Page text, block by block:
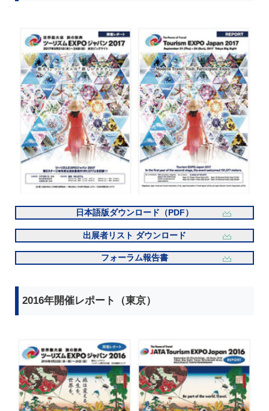
日本語版ダウンロード（PDF）
出展者リスト ダウンロード
フォーラム報告書
2016年開催レポート（東京）